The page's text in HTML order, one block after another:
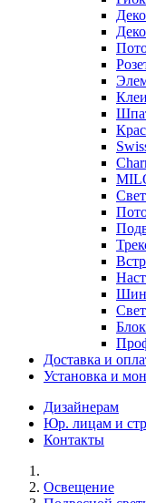
Клеи
Доставка и
Установка и
Дизайнерам
Юр. лицам и
Контакты
Освещение